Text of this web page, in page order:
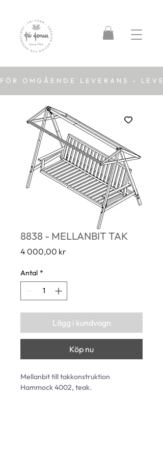
FÖR OMGÅENDE LEVERANS -
8838 - MELLANBIT TAK
4 000,00 kr
Antal *
Lägg i kundvagn
Köp nu
Mellanbit till takkonstruktion
Hammock 4002, teak.